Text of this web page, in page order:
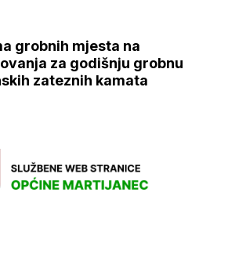
grobnih mjesta na
za godišnju grobnu
zateznih kamata